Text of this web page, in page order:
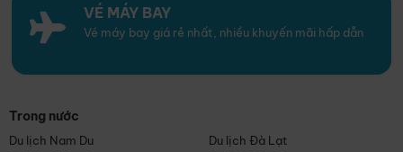
VÉ MÁY BAY
Vé máy bay giá rẻ nhất, nhiều khuyến mãi hấp dẫn
Trong nước
Du lịch Nam Du
Du lịch Đà Lạt